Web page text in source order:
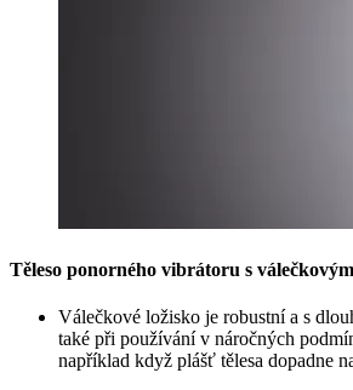
Těleso ponorného vibrátoru s
Válečkové ložisko je robustní a s
také při používání v náročných
například když plášť tělesa dopadne